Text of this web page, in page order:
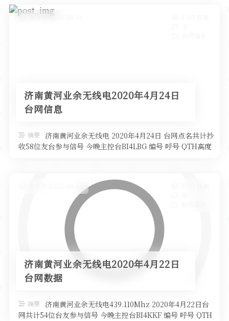
发布于 2020-04-24
济南黄河业余无线电2020年4月24日
台网信息
摘要 济南黄河业余无线电 2020年4月24日 台网点名共计抄
收58位友台参与信号 今晚主控台BI4LBG 编号 呼号 QTH高度
济南黄河业余无线电2020年4月22日
台网数据
摘要 济南黄河业余无线电439.110Mhz 2020年4月22日台
网共计54位台友参与信号 今晚主控台BI4KKF 编号 呼号 QTH